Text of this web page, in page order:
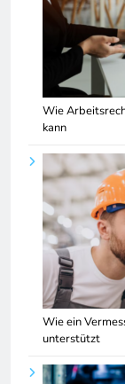
Wie
kann
Wie ein
unterstützt